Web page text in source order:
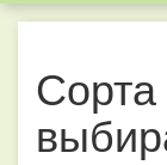
Сорта